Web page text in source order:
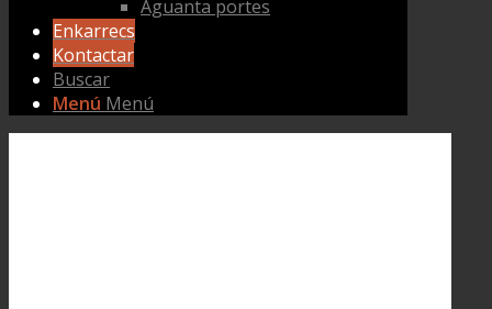
Aguanta portes
Enkarrecs
Kontactar
Buscar
Menú Menú